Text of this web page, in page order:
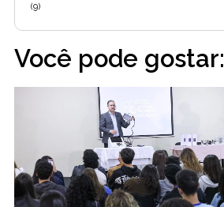
(9)
Você pode gostar: